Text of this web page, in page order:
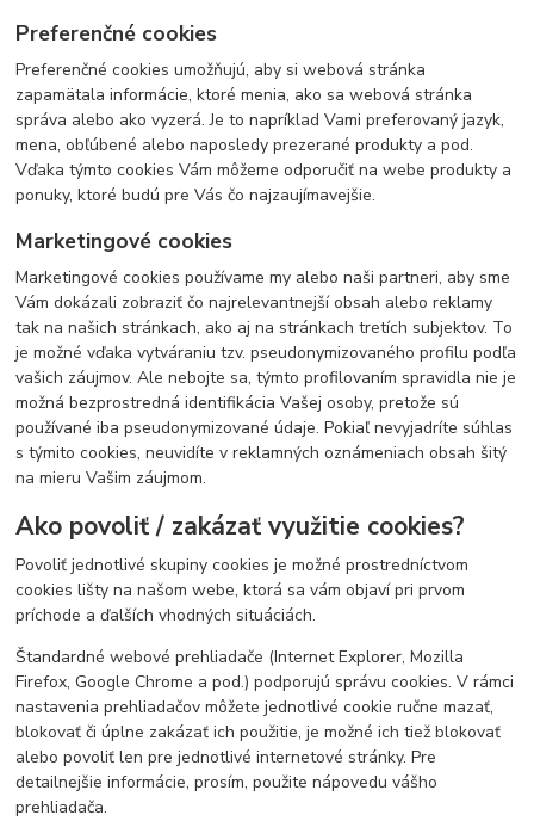
Preferenčné cookies
Preferenčné cookies umožňujú, aby si webová stránka
zapamätala informácie, ktoré menia, ako sa webová stránka
správa alebo ako vyzerá. Je to napríklad Vami preferovaný jazyk,
mena, obľúbené alebo naposledy prezerané produkty a pod.
Vďaka týmto cookies Vám môžeme odporučiť na webe produkty a
ponuky, ktoré budú pre Vás čo najzaujímavejšie.
Marketingové cookies
Marketingové cookies používame my alebo naši partneri, aby sme
Vám dokázali zobraziť čo najrelevantnejší obsah alebo reklamy
tak na našich stránkach, ako aj na stránkach tretích subjektov. To
je možné vďaka vytváraniu tzv. pseudonymizovaného profilu podľa
vašich záujmov. Ale nebojte sa, týmto profilovaním spravidla nie je
možná bezprostredná identifikácia Vašej osoby, pretože sú
používané iba pseudonymizované údaje. Pokiaľ nevyjadríte súhlas
s týmito cookies, neuvidíte v reklamných oznámeniach obsah šitý
na mieru Vašim záujmom.
Ako povoliť / zakázať využitie cookies?
Povoliť jednotlivé skupiny cookies je možné prostredníctvom
cookies lišty na našom webe, ktorá sa vám objaví pri prvom
príchode a ďalších vhodných situáciách.
Štandardné webové prehliadače (Internet Explorer, Mozilla
Firefox, Google Chrome a pod.) podporujú správu cookies. V rámci
nastavenia prehliadačov môžete jednotlivé cookie ručne mazať,
blokovať či úplne zakázať ich použitie, je možné ich tiež blokovať
alebo povoliť len pre jednotlivé internetové stránky. Pre
detailnejšie informácie, prosím, použite nápovedu vášho
prehliadača.